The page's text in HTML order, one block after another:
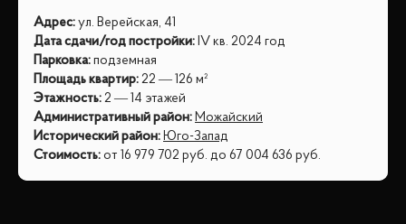
Адрес: ул. Верейская, 41
Дата сдачи/год постройки: IV кв. 2024 год
Парковка: подземная
Площадь квартир: 22 — 126 м²
Этажность: 2 — 14 этажей
Административный район: Можайский
Исторический район: Юго-Запад
Стоимость: от 16 979 702 руб. до 67 004 636 руб.